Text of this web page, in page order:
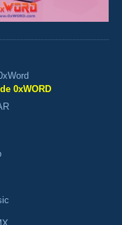
0xWORD